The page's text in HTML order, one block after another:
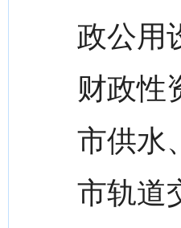
政公用
财政性
市供水
市轨道